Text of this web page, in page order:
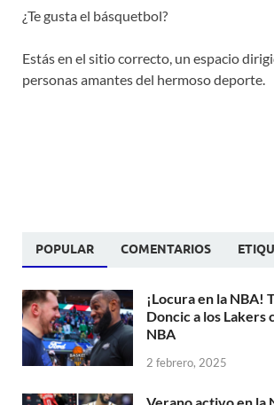
¿Te gusta el básquetbol?
Estás en el sitio correcto, un espacio
personas amantes del hermoso deporte.
POPULAR COMENTARIOS
¡Locura en la NBA!
Doncic a los Lakers
NBA
2 febrero, 2025